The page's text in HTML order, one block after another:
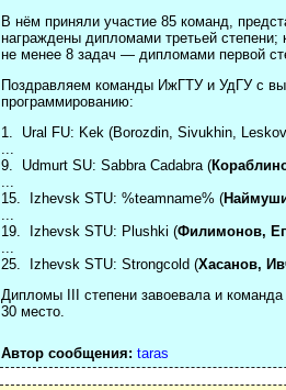
В нём приняли участие 85 команд,
награждены дипломами третьей
не менее 8 задач — дипломами первой
Поздравляем команды ИжГТУ и УдГУ с
программированию:
1. Ural FU: Kek (Borozdin, Sivukhin,
...
9. Udmurt SU: Sabbra Cadabra (
...
15. Izhevsk STU: %teamname% (
...
19. Izhevsk STU: Plushki (Филимонов,
...
25. Izhevsk STU: Strongcold (Хасанов,
Дипломы III степени завоевала и
30 место.
Автор сообщения: taras